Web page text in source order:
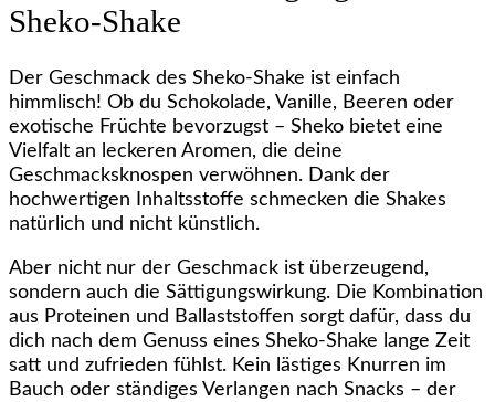
Sheko-Shake
Der Geschmack des Sheko-Shake ist einfach
himmlisch! Ob du Schokolade, Vanille, Beeren oder
exotische Früchte bevorzugst – Sheko bietet eine
Vielfalt an leckeren Aromen, die deine
Geschmacksknospen verwöhnen. Dank der
hochwertigen Inhaltsstoffe schmecken die Shakes
natürlich und nicht künstlich.
Aber nicht nur der Geschmack ist überzeugend,
sondern auch die Sättigungswirkung. Die Kombination
aus Proteinen und Ballaststoffen sorgt dafür, dass du
dich nach dem Genuss eines Sheko-Shake lange Zeit
satt und zufrieden fühlst. Kein lästiges Knurren im
Bauch oder ständiges Verlangen nach Snacks – der